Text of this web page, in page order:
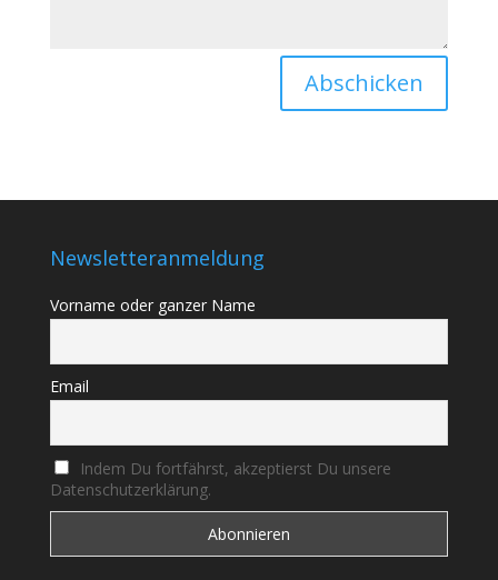
Abschicken
Newsletteranmeldung
Vorname oder ganzer Name
Email
Indem Du fortfährst, akzeptierst Du unsere
Datenschutzerklärung.